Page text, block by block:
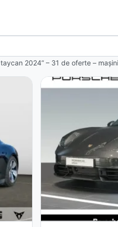
2024” – 31 de oferte –